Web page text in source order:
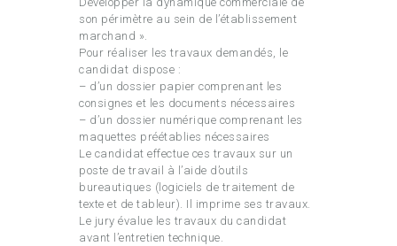
son périmètre au sein de l’établissement
marchand ».
Pour réaliser les travaux demandés, le
candidat dispose :
– d’un dossier papier comprenant les
consignes et les documents nécessaires
– d’un dossier numérique comprenant les
maquettes préétablies nécessaires
Le candidat effectue ces travaux sur un
poste de travail à l’aide d’outils
bureautiques (logiciels de traitement de
texte et de tableur). Il imprime ses travaux.
Le jury évalue les travaux du candidat
avant l’entretien technique.